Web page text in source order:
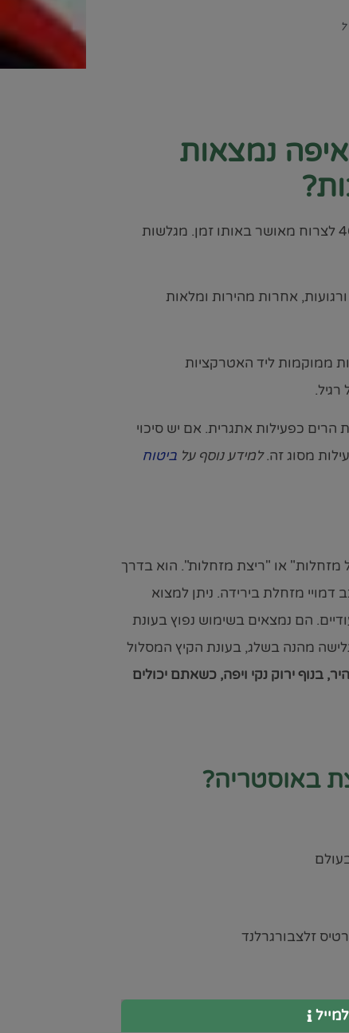
נמצאות
מעט מאוד אטרקציות מצליחות לגרום גם לילדים בני 6 וגם להורים בני 46 לצרוח מאושר באותו זמן. מגלשות
אחרות מהירות ומלאות
ממוקמות ליד האטרקציות
כפעילות אתגרית. אם יש סיכוי
מסוג זה.למידע נוסף על ביטוח
או "ריצת מזחלות". הוא בדרך
מזחלת בירידה. ניתן למצוא
הם נמצאים בשימוש נפוץ בעונת
מהנה בשלג, בעונת הקיץ המסלול
בנוף ירוק נקי ויפה, כשאתם יכולים
באוסטריה?
זלצבורגרלנד